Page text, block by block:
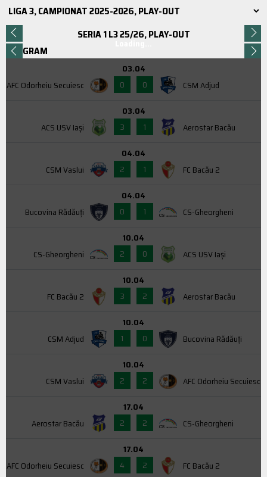
SERIA 1 L3 25/26, PLAY-OUT
PROGRAM
AFC Odorheiu Secuiesc
03.04
0
0 CSM Adjud
ACS USV Iaşi
03.04
3
1 Aerostar Bacău
CSM Vaslui
04.04
2
1 FC Bacău 2
Bucovina Rădăuți
04.04
0
1 CS-Gheorgheni
CS-Gheorgheni
10.04
2
0 ACS USV Iaşi
FC Bacău 2
10.04
3
2 Aerostar Bacău
CSM Adjud
10.04
1
0 Bucovina Rădăuți
CSM Vaslui
10.04
2
2 AFC Odorheiu Secuiesc
Aerostar Bacău
17.04
2
2 CS-Gheorgheni
AFC Odorheiu Secuiesc
17.04
4
2 FC Bacău 2